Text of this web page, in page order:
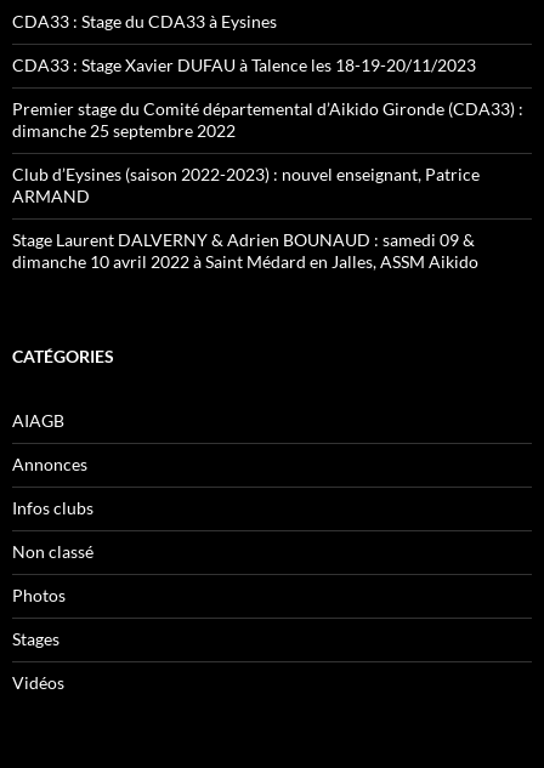
CDA33 : Stage du CDA33 à Eysines
CDA33 : Stage Xavier DUFAU à Talence les 18-19-20/11/2023
Premier stage du Comité départemental d’Aikido Gironde (CDA33) :
dimanche 25 septembre 2022
Club d’Eysines (saison 2022-2023) : nouvel enseignant, Patrice
ARMAND
Stage Laurent DALVERNY & Adrien BOUNAUD : samedi 09 &
dimanche 10 avril 2022 à Saint Médard en Jalles, ASSM Aikido
CATÉGORIES
AIAGB
Annonces
Infos clubs
Non classé
Photos
Stages
Vidéos